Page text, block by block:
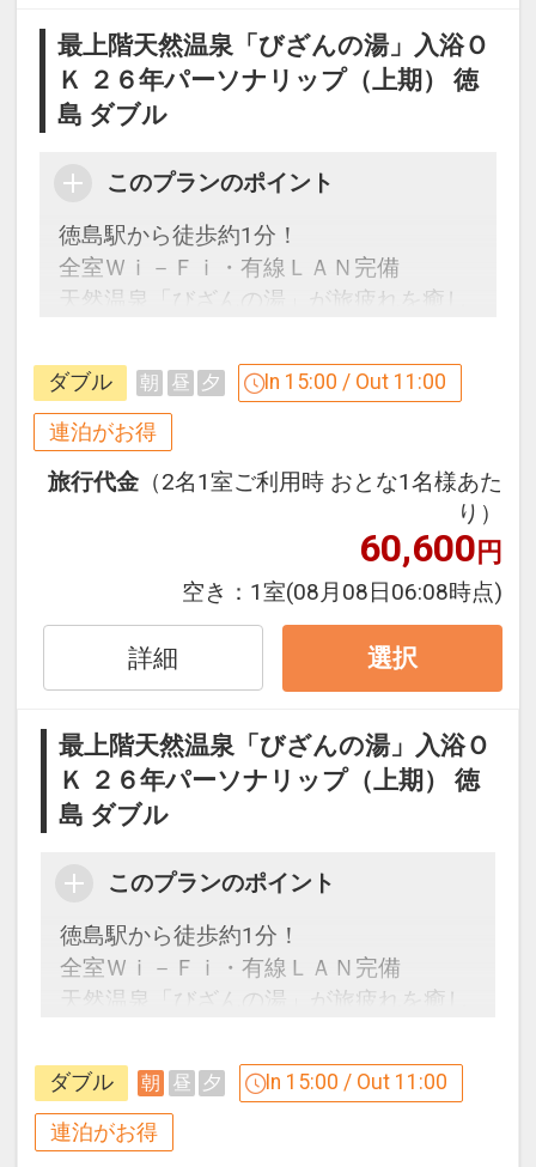
す。
※お子様のみのご利用はできません。
ざいます。
【食事ありのこどもF】…4，400円（税
込）アメニティ付／施設使用料込・寝具
設定期間：2026年4月1日～2026年11月
30日
インターネットコース番号：DP-1-
17251682
※クラブサビー特色は予告なく変更とな
る場合がございます。
詳しくはホテルのホームページにて
ここがポイント！
●おとなおひとり様につき、釣り堀体験1
回30分間を代金不要でご利用いただけま
で、ブランド鳴門鯛を釣り上げましょ
う！(バケツ・タモ・軍手を貸出いたし
ます)
※魚代金は別途有料
魚種：鯛・アジ・ハマチ・ウマヅラハゲ
※荒天時は中止となる場合もございま
す。
●3歳～小学生のお子様に「たぬきのお
金」をご用意
お子様おひとり様につき500両(100両×5
枚つづり)
たぬきのお金で縁日やアクティビティを
※アオアヲビーチランド・阿波の國での
対応メニューおよび、テニスコートやレ
ンタサイクルにご利用いただけます。
※換金および釣銭は出ません。
用はできません。
※旅行代金に含まれます。
最上階天然温泉「びざんの湯」入浴Ｏ
Ｋ ２６年パーソナリップ（上期） 徳
島 ダブル
このプランのポイント
徳島駅から徒歩約1分！
全室Ｗｉ－Ｆｉ・有線ＬＡＮ完備
天然温泉「びざんの湯」が旅疲れを癒し
【連泊するとお得】連泊割引がございま
す
２泊目より１泊につきおひとり様 ５００
※割引適用後のご旅行代金は、カレンダ
ーからお進みいただいた後表示される
「空室照会結果確認画面」でご確認くだ
さい。
氏名・客室タイプ・食事条件・プラン同
一であることが割引適用の条件となりま
す。
☆大浴場のご案内☆
んの湯」がございます。
ビジネスの疲れを癒し、旅の疲れを癒
し、明日への英気を養う。
痛、慢性消化器病、疲労回復等です。
当館ご宿泊のお客様は無料でご利用頂け
ます。
ダブル 朝 昼 夕 In 15:00 / Out 11:00
連泊がお得
旅行代金 （2名1室ご利用時 おとな1名様あた
り）
60,600円
空き： 1室(08月08日06:08時点)
詳細 選択
最上階天然温泉「びざんの湯」入浴Ｏ
Ｋ ２６年パーソナリップ（上期） 徳
島 ダブル
このプランのポイント
徳島駅から徒歩約1分！
全室Ｗｉ－Ｆｉ・有線ＬＡＮ完備
天然温泉「びざんの湯」が旅疲れを癒し
【連泊するとお得】連泊割引がございま
す
ダブル 朝 昼 夕 In 15:00 / Out 11:00
連泊がお得